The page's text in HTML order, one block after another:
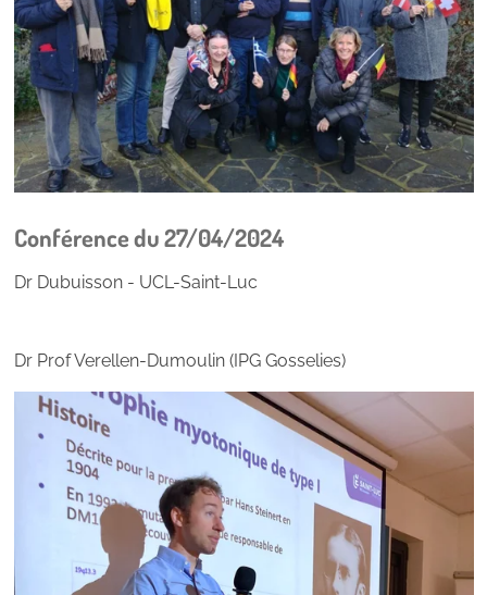
Conférence du 27/04/2024
Dr Dubuisson - UCL-Saint-Luc
Dr Prof Verellen-Dumoulin (IPG Gosselies)